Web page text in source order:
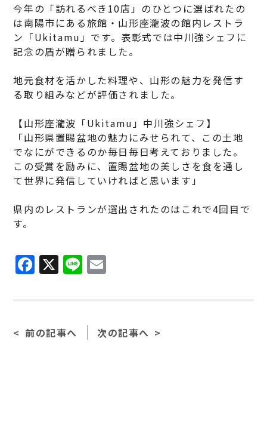
今年の「訪れるべき10店」のひとつに選ばれたの
は南陽市にある旅館・山形座瀧波の館内レストラ
ン「Ukitamu」です。表彰式では中川強シェフに
記念の盾が贈られました。
地元食材を活かした料理や、山形の魅力を発信す
る取り組みなどが評価されました。
【山形座瀧波「Ukitamu」中川強シェフ】
「山形県置賜盆地の魅力にみせられて、この土地
でなにができるのか毎日毎日考えておりました。
この受賞を励みに、置賜盆地の美しさを食を通し
て世界に発信していければと思います」
県内のレストランが選出されたのはこれで4回目で
す。
F
a
b
X Li
n
前の記事へ 次の記事へ